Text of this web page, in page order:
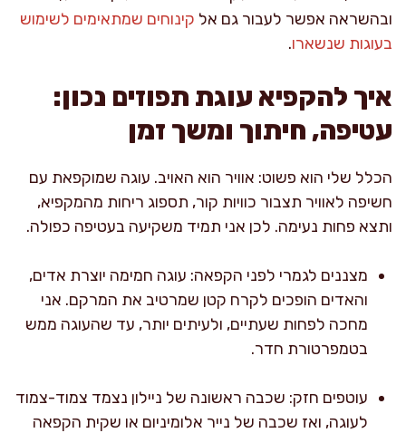
ובהשראה אפשר לעבור גם אל קינוחים שמתאימים לשימוש
בעוגות שנשארו.
איך להקפיא עוגת תפוזים נכון:
עטיפה, חיתוך ומשך זמן
הכלל שלי הוא פשוט: אוויר הוא האויב. עוגה שמוקפאת עם
חשיפה לאוויר תצבור כוויות קור, תספוג ריחות מהמקפיא,
ותצא פחות נעימה. לכן אני תמיד משקיעה בעטיפה כפולה.
מצננים לגמרי לפני הקפאה: עוגה חמימה יוצרת אדים,
והאדים הופכים לקרח קטן שמרטיב את המרקם. אני
מחכה לפחות שעתיים, ולעיתים יותר, עד שהעוגה ממש
בטמפרטורת חדר.
עוטפים חזק: שכבה ראשונה של ניילון נצמד צמוד-צמוד
לעוגה, ואז שכבה של נייר אלומיניום או שקית הקפאה